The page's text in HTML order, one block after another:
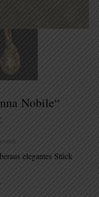
Nobile“
elegantes Stück